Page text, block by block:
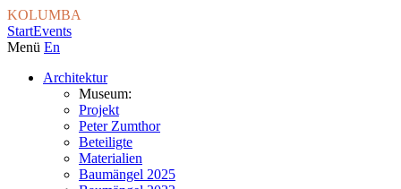
KOLUMBA
StartEvents
Menü En
Architektur
Museum:
Projekt
Peter Zumthor
Beteiligte
Materialien
Baumängel 2025